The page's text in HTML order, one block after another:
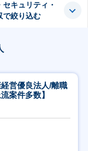
キュリティ・
で絞り込む
営優良法人/離職
案件多数】